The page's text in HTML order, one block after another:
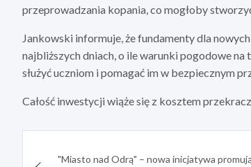
przeprowadzania kopania, co mogłoby
Jankowski informuje, że fundamenty dla
najbliższych dniach, o ile warunki pogodowe
służyć uczniom i pomagać im w bezpiecznym
Całość inwestycji wiąże się z kosztem
"Miasto nad Odrą" – nowa inicjatywa